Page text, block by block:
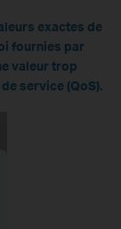
exactes de
fournies par
valeur trop
service (QoS).